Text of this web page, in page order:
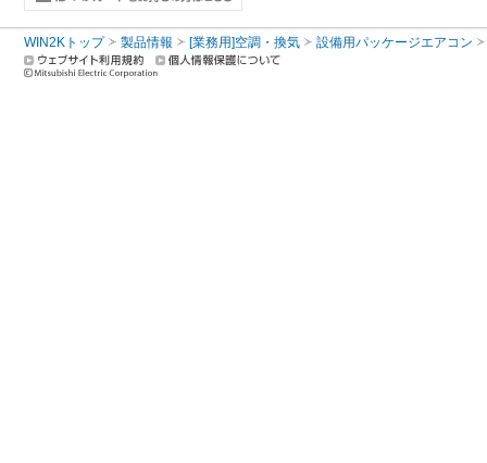
WIN2Kトップ 製品情報 [業務用]空調・換気 設備用パッケージエアコン